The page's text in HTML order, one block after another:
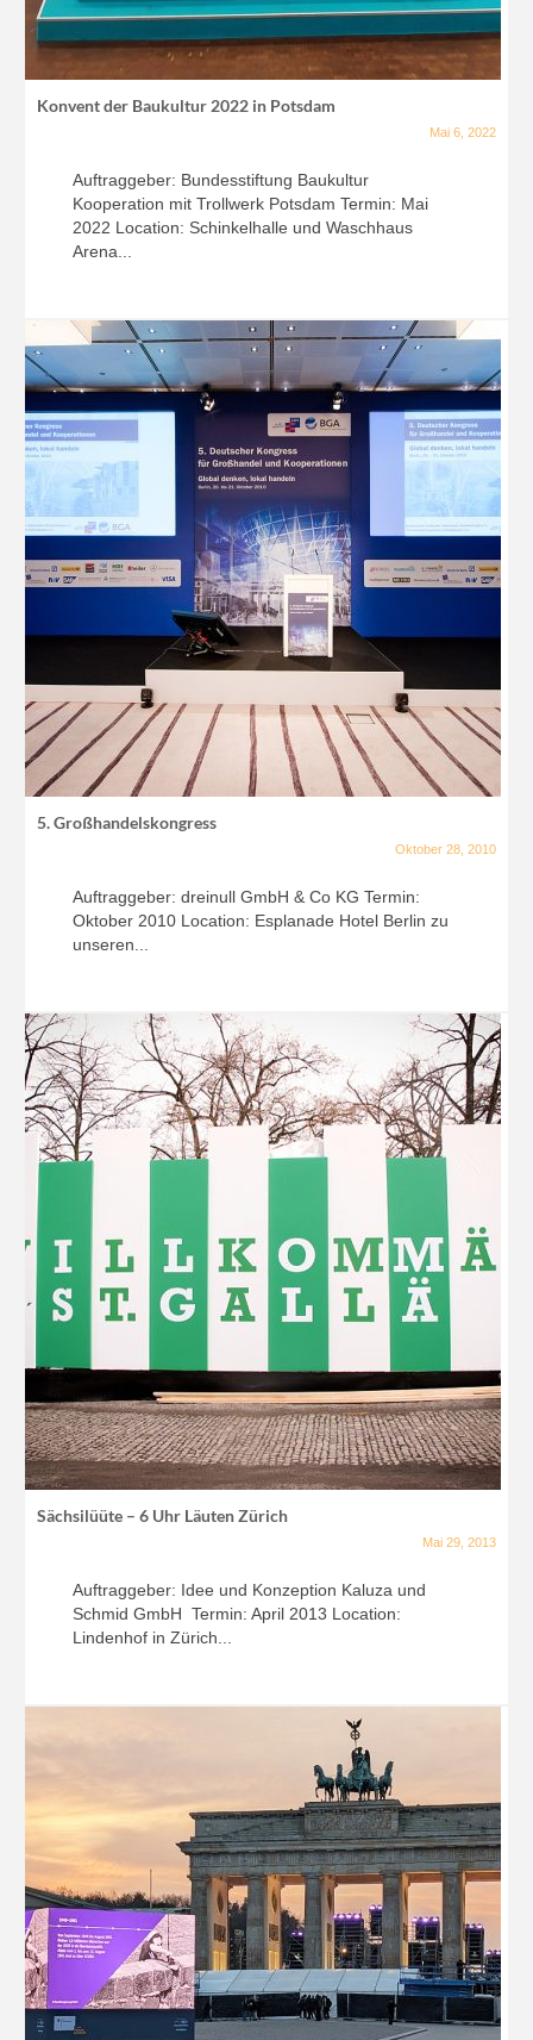
Konvent der Baukultur 2022 in Potsdam
Mai 6, 2022
Auftraggeber: Bundesstiftung Baukultur
Kooperation mit Trollwerk Potsdam Termin: Mai
2022 Location: Schinkelhalle und Waschhaus
Arena...
5. Großhandelskongress
Oktober 28, 2010
Auftraggeber: dreinull GmbH & Co KG Termin:
Oktober 2010 Location: Esplanade Hotel Berlin zu
unseren...
Sächsilüüte – 6 Uhr Läuten Zürich
Mai 29, 2013
Auftraggeber: Idee und Konzeption Kaluza und
Schmid GmbH Termin: April 2013 Location:
Lindenhof in Zürich...